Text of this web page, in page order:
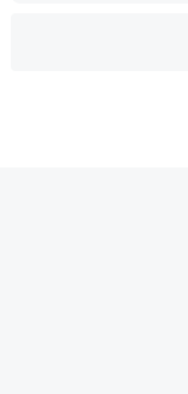
─たまにLINEするく
きる。一生で親と
─たまにLINEするく